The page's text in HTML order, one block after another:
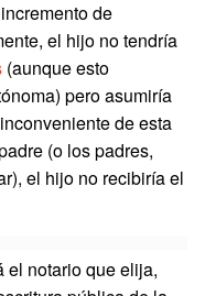
de
el hijo no tendría
(aunque esto
pero asumiría
de esta
(o los padres,
el hijo no recibiría el
el notario que elija,